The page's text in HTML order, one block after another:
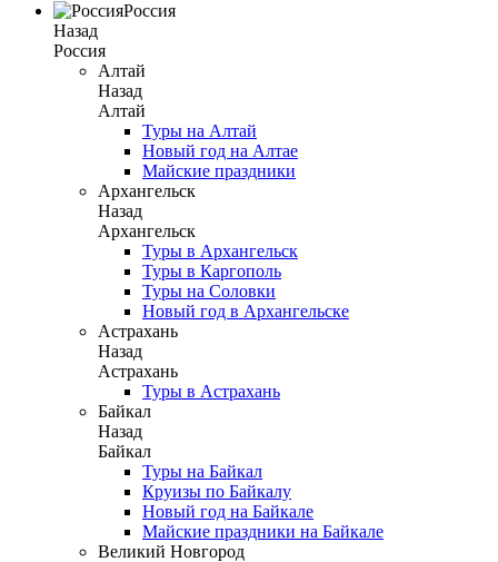
Россия
Назад
Россия
Алтай
Назад
Алтай
Туры на Алтай
Новый год на Алтае
Майские праздники
Архангельск
Назад
Архангельск
Туры в Архангельск
Туры в Каргополь
Туры на Соловки
Новый год в Архангельске
Астрахань
Назад
Астрахань
Туры в Астрахань
Байкал
Назад
Байкал
Туры на Байкал
Круизы по Байкалу
Новый год на Байкале
Майские праздники на Байкале
Великий Новгород